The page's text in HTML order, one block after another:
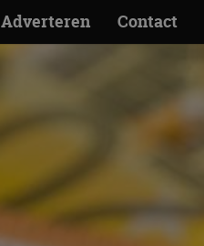
Adverteren Contact